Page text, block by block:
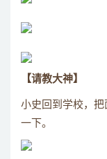
【请教大神】
小史回到学校，
一下。